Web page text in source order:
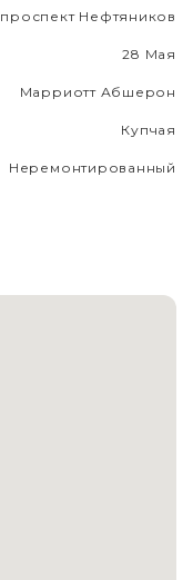
проспект Нефтяников
28 Мая
Марриотт Абшерон
Купчая
Неремонтированный